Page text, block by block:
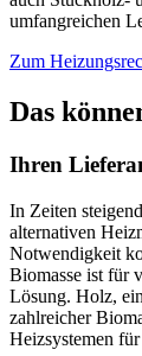
umfangreichen
Zum
Das
Ihren
In Zeiten
alternativen
Notwendigkeit
Biomasse ist für
Lösung. Holz,
zahlreicher
Heizsystemen